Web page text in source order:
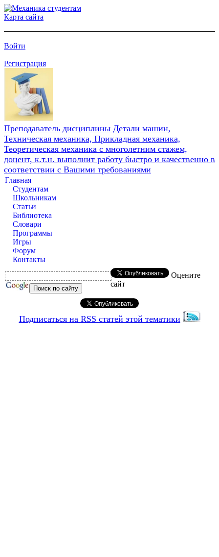
Карта сайта
Войти
Регистрация
Преподаватель дисциплины Детали машин,
Техническая механика, Прикладная механика,
Теоретическая механика с многолетним стажем,
доцент, к.т.н. выполнит работу быстро и качественно в
соответствии с Вашими требованиями
Главная
Студентам
Школьникам
Статьи
Библиотека
Словари
Программы
Игры
Форум
Контакты
Оцените
сайт
Подписаться на RSS статей этой тематики